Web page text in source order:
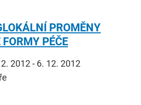
PROMĚNY
PÉČE
2012 - 6. 12. 2012